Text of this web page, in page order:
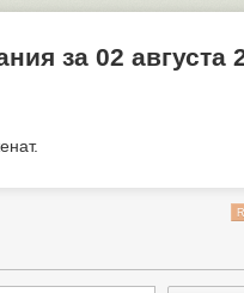
за 02 августа